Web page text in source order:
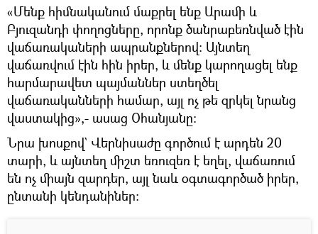
«Մենք հիմնականում մաքրել ենք Արամի և
Բյուզանդի փողոցները, որոնք ծանրաբեռնված էին
վաճառակաների ապրանքներով։ Այնտեղ
վաճառվում էին հին իրեր, և մենք կարողացել ենք
հարմարավետ պայմաններ ստեղծել
վաճառականների համար, այլ ոչ թե զրկել նրանց
վաստակից»,- ասաց Օհանյանը։
Նրա խոսքով` Վերնիսաժը գործում է արդեն 20
տարի, և այնտեղ միշտ եռուզեռ է եղել, վաճառում
են ոչ միայն զարդեր, այլ նաև օգտագործած իրեր,
ընտանի կենդանիներ։